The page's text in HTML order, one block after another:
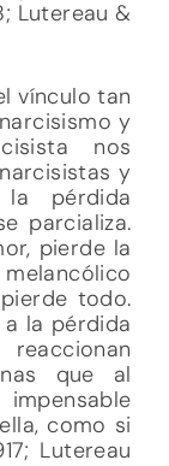
Lutereau &
vínculo tan
y
nos
y
pérdida
parcializa.
pierde la
melancólico
todo.
la pérdida
que al
como si
Lutereau